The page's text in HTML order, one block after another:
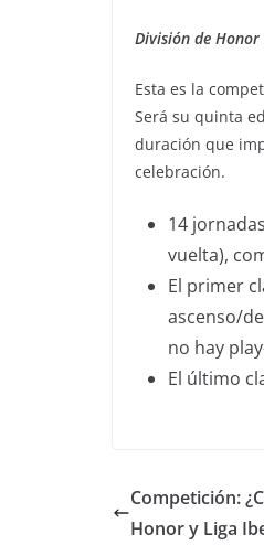
División de
Esta es la
Será su quinta
duración que
celebración.
14
vuelta),
El primer
ascenso/
no hay
El último
Competición:
Honor y Liga